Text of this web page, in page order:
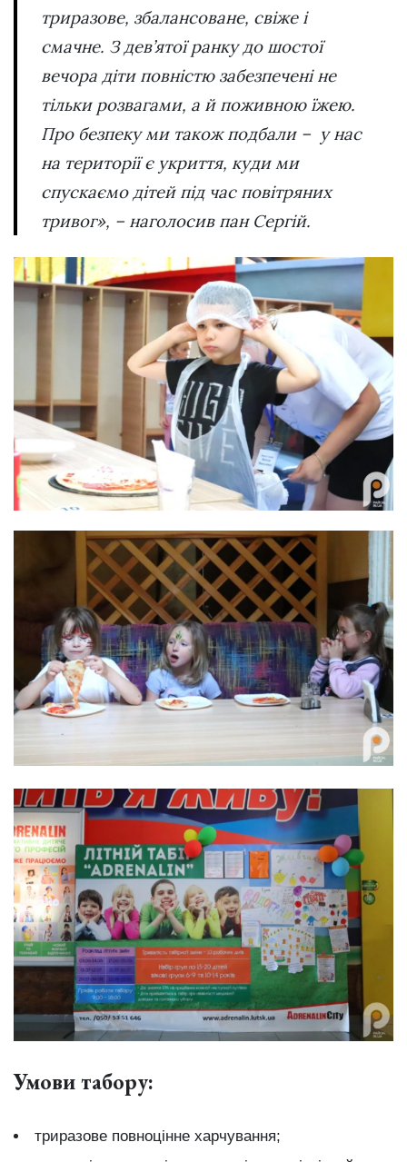
триразове, збалансоване, свіже і
смачне. З дев’ятої ранку до шостої
вечора діти повністю забезпечені не
тільки розвагами, а й поживною їжею.
Про безпеку ми також подбали – у нас
на території є укриття, куди ми
спускаємо дітей під час повітряних
тривог», – наголосив пан Сергій.
Умови табору:
триразове повноцінне харчування;